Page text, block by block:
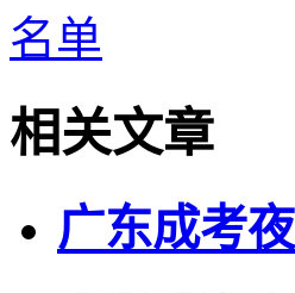
名单
相关文章
广东成考